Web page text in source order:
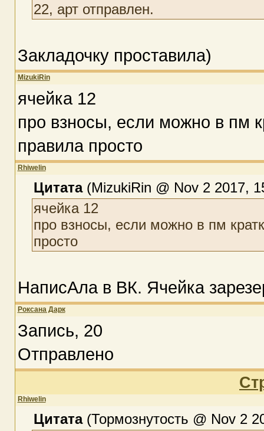
22, арт отправлен.
Закладочку проставила)
MizukiRin
ячейка 12
про взносы, если можно в пм
правила просто
Rhiwelin
Цитата(MizukiRin @ Nov 2 2017,
ячейка 12
про взносы, если можно в пм
просто
НаписАла в ВК. Ячейка
Роксана Дарк
Запись, 20
Отправлено
Rhiwelin
Цитата(Тормознутость @ Nov 2